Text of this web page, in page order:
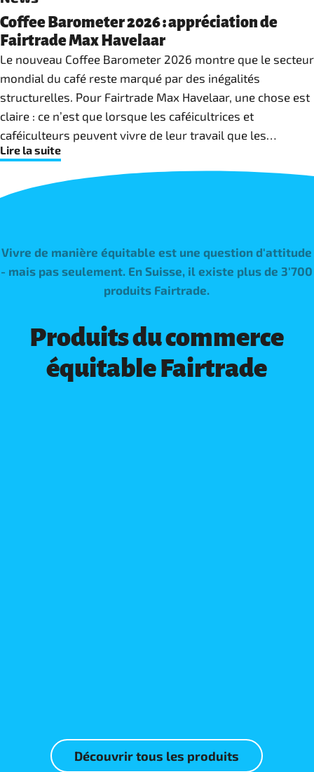
Coffee Barometer 2026 : appréciation de
Fairtrade Max Havelaar
Le nouveau Coffee Barometer 2026 montre que le secteur
mondial du café reste marqué par des inégalités
structurelles. Pour Fairtrade Max Havelaar, une chose est
claire : ce n’est que lorsque les caféicultrices et
caféiculteurs peuvent vivre de leur travail que les
investissements dans la productivité, la qualité et
l’adaptation au changement climatique deviennent
possibles.
Lire la suite
Vivre de manière équitable est une question d'attitude
- mais pas seulement. En Suisse, il existe plus de 3'700
produits Fairtrade.
Produits du commerce
équitable Fairtrade
Découvrir tous les produits